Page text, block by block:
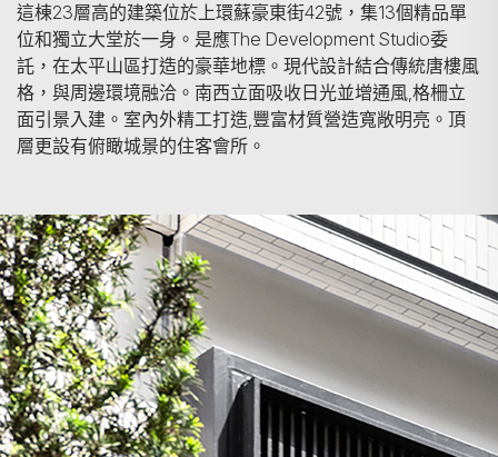
這棟23層高的建築位於上環蘇豪東街42號，集13個精品單
位和獨立大堂於一身。是應The Development Studio委
託，在太平山區打造的豪華地標。現代設計結合傳統唐樓風
格，與周邊環境融洽。南西立面吸收日光並增通風,格柵立
面引景入建。室內外精工打造,豐富材質營造寬敞明亮。頂
層更設有俯瞰城景的住客會所。